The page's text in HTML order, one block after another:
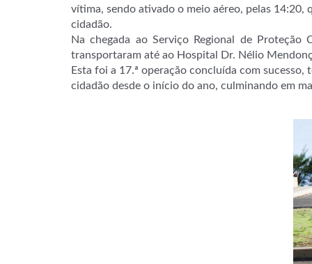
vítima, sendo ativado o meio aéreo, pelas 14:20,
cidadão.
Na chegada ao Serviço Regional de
transportaram até ao Hospital Dr. Nélio
Esta foi a 17.ª operação concluída com
cidadão desde o início do ano, culminando em